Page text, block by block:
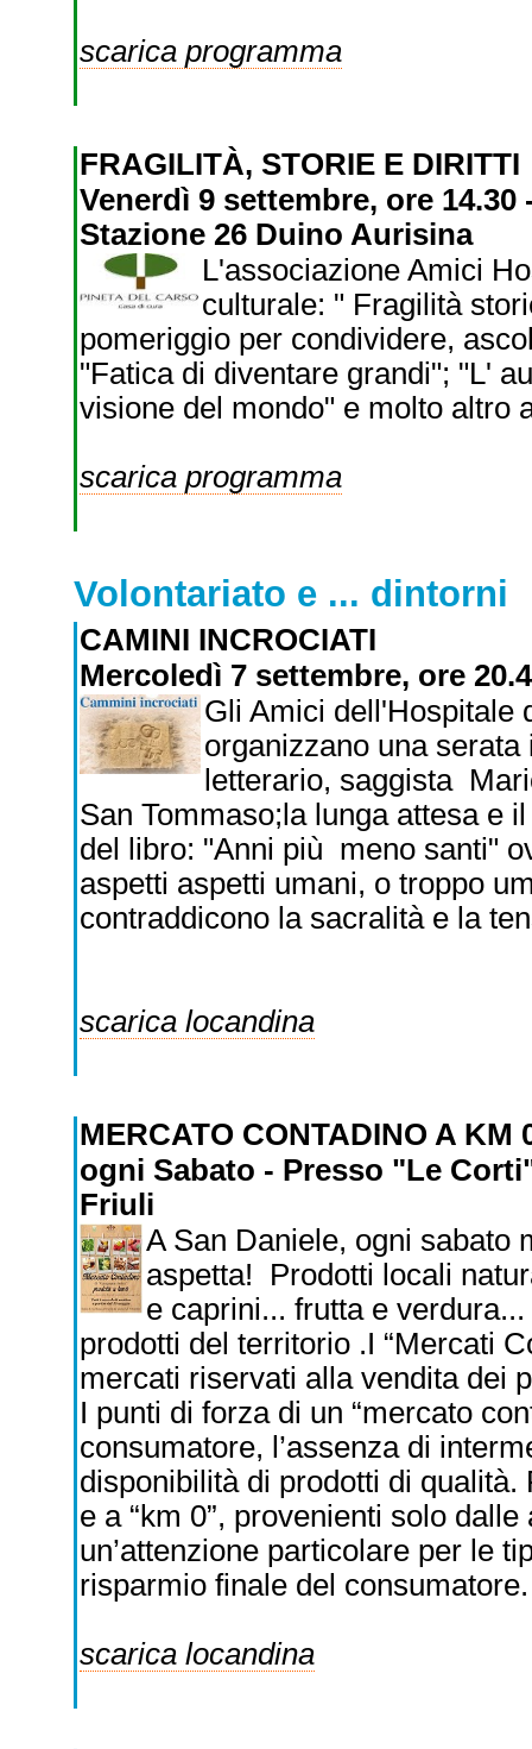
scarica programma
FRAGILITÀ, STORIE E DIRITTI
Venerdì 9 settembre, ore
Stazione 26 Duino Aurisina
L'associazione Amici
culturale: " Fragilità
pomeriggio per condividere,
"Fatica di diventare grandi"; "L'
visione del mondo" e molto altro
scarica programma
Volontariato e ... dintorni
CAMINI INCROCIATI
Mercoledì 7 settembre, ore
Gli Amici dell'Hospitale
organizzano una
letterario, saggista
San Tommaso;la lunga attesa e
del libro: "Anni più meno santi"
aspetti aspetti umani, o troppo
contraddicono la sacralità e la
scarica locandina
MERCATO CONTADINO A KM
ogni Sabato - Presso "Le
Friuli
A San Daniele, ogni sabato
aspetta! Prodotti locali
e caprini... frutta e
prodotti del territorio .I “Mercati
mercati riservati alla vendita dei
I punti di forza di un “mercato
consumatore, l’assenza di
disponibilità di prodotti di
e a “km 0”, provenienti solo
un’attenzione particolare per le
risparmio finale del consumatore.
scarica locandina